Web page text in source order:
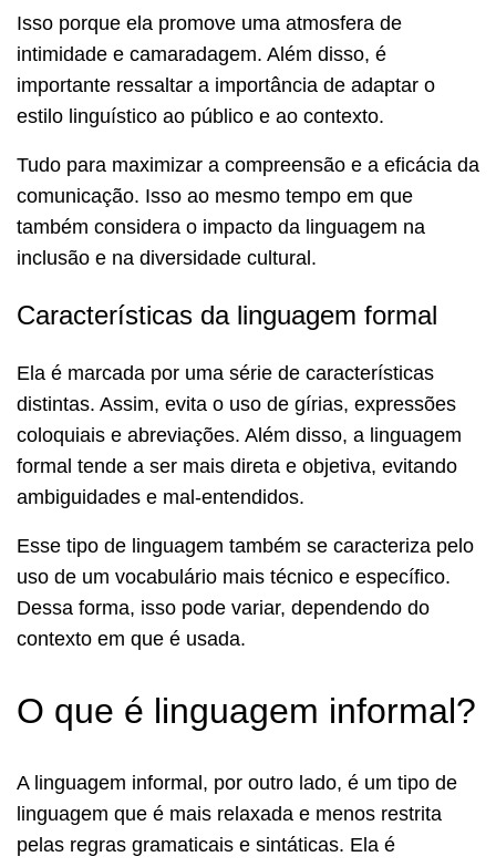
Isso porque ela promove uma atmosfera de
intimidade e camaradagem. Além disso, é
importante ressaltar a importância de adaptar o
estilo linguístico ao público e ao contexto.
Tudo para maximizar a compreensão e a eficácia da
comunicação. Isso ao mesmo tempo em que
também considera o impacto da linguagem na
inclusão e na diversidade cultural.
Características da linguagem formal
Ela é marcada por uma série de características
distintas. Assim, evita o uso de gírias, expressões
coloquiais e abreviações. Além disso, a linguagem
formal tende a ser mais direta e objetiva, evitando
ambiguidades e mal-entendidos.
Esse tipo de linguagem também se caracteriza pelo
uso de um vocabulário mais técnico e específico.
Dessa forma, isso pode variar, dependendo do
contexto em que é usada.
O que é linguagem informal?
A linguagem informal, por outro lado, é um tipo de
linguagem que é mais relaxada e menos restrita
pelas regras gramaticais e sintáticas. Ela é